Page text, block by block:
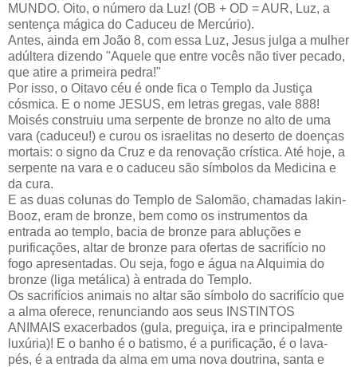
MUNDO. Oito, o número da Luz! (OB + OD = AUR, Luz, a
sentença mágica do Caduceu de Mercúrio).
Antes, ainda em João 8, com essa Luz, Jesus julga a mulher
adúltera dizendo "Aquele que entre vocês não tiver pecado,
que atire a primeira pedra!"
Por isso, o Oitavo céu é onde fica o Templo da Justiça
cósmica. E o nome JESUS, em letras gregas, vale 888!
Moisés construiu uma serpente de bronze no alto de uma
vara (caduceu!) e curou os israelitas no deserto de doenças
mortais: o signo da Cruz e da renovação crística. Até hoje, a
serpente na vara e o caduceu são símbolos da Medicina e
da cura.
E as duas colunas do Templo de Salomão, chamadas Iakin-
Booz, eram de bronze, bem como os instrumentos da
entrada ao templo, bacia de bronze para abluções e
purificações, altar de bronze para ofertas de sacrifício no
fogo apresentadas. Ou seja, fogo e água na Alquimia do
bronze (liga metálica) à entrada do Templo.
Os sacrifícios animais no altar são símbolo do sacrifício que
a alma oferece, renunciando aos seus INSTINTOS
ANIMAIS exacerbados (gula, preguiça, ira e principalmente
luxúria)! E o banho é o batismo, é a purificação, é o lava-
pés, é a entrada da alma em uma nova doutrina, santa e